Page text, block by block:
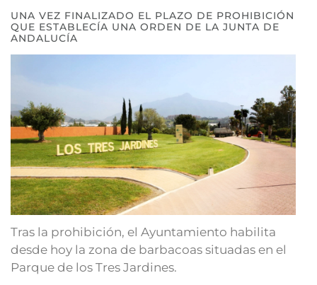
UNA VEZ FINALIZADO EL PLAZO DE PROHIBICIÓN
QUE ESTABLECÍA UNA ORDEN DE LA JUNTA DE
ANDALUCÍA
Tras la prohibición, el Ayuntamiento habilita
desde hoy la zona de barbacoas situadas en el
Parque de los Tres Jardines.